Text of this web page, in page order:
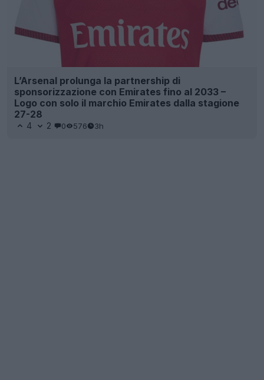
L’Arsenal prolunga la partnership di
sponsorizzazione con Emirates fino al 2033 –
Logo con solo il marchio Emirates dalla stagione
27-28
4 2 0 576 3h